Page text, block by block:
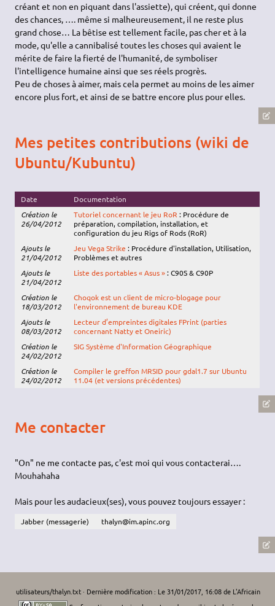
créant et non en piquant dans l'assiette), qui créent, qui donne
des chances, …. même si malheureusement, il ne reste plus
grand chose… La bêtise est tellement facile, pas cher et à la
mode, qu'elle a cannibalisé toutes les choses qui avaient le
mérite de faire la fierté de l'humanité, de symboliser
l'intelligence humaine ainsi que ses réels progrès.
Peu de choses à aimer, mais cela permet au moins de les aimer
encore plus fort, et ainsi de se battre encore plus pour elles.
Mes petites contributions (wiki de
Ubuntu/Kubuntu)
Date
Documentation
Création le
26/04/2012
Tutoriel concernant le jeu RoR : Procédure de
préparation, compilation, installation, et
configuration du jeu Rigs of Rods (RoR)
Ajouts le
21/04/2012
Jeu Vega Strike : Procédure d'installation, Utilisation,
Problèmes et autres
Ajouts le
21/04/2012
Liste des portables « Asus »: C90S & C90P
Création le
18/03/2012
Choqok est un client de micro-blogage pour
l'environnement de bureau KDE
Ajouts le
08/03/2012
Lecteur d’empreintes digitales FPrint (parties
concernant Natty et Oneiric)
Création le
24/02/2012
SIG Système d'Information Géographique
Création le
24/02/2012
Compiler le greffon MRSID pour gdal1.7 sur Ubuntu
11.04 (et versions précédentes)
Me contacter
"On" ne me contacte pas, c'est moi qui vous contacterai….
Mouhahaha
Mais pour les audacieux(ses), vous pouvez toujours essayer :
Jabber (messagerie) thalyn@im.apinc.org
utilisateurs/thalyn.txt· Dernière modification : Le 31/01/2017, 16:08 de L'Africain